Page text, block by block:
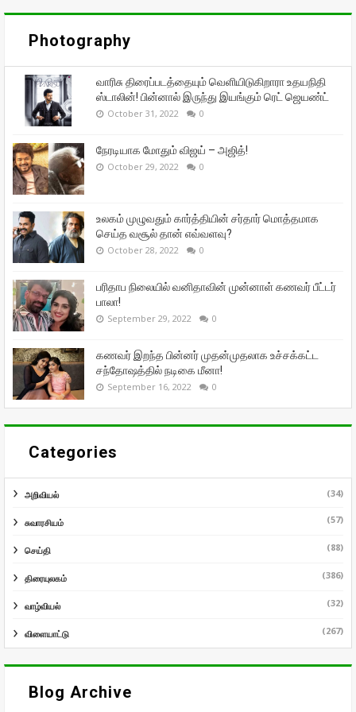
Photography
வாரிசு திரைப்படத்தையும் வெளியிடுகிறாரா உதயநிதி
ஸ்டாலின்! பின்னால் இருந்து இயங்கும் ரெட் ஜெயண்ட்
October 31, 2022 0
நேரடியாக மோதும் விஜய் – அஜித்!
October 29, 2022 0
உலகம் முழுவதும் கார்த்தியின் சர்தார் மொத்தமாக
செய்த வசூல் தான் எவ்வளவு?
October 28, 2022 0
பரிதாப நிலையில் வனிதாவின் முன்னாள் கணவர் பீட்டர்
பாலா!
September 29, 2022 0
கணவர் இறந்த பின்னர் முதன்முதலாக உச்சக்கட்ட
சந்தோஷத்தில் நடிகை மீனா!
September 16, 2022 0
Categories
அறிவியல் (34)
சுவாரசியம் (57)
செய்தி (88)
திரையுலகம் (386)
வாழ்வியல் (32)
விளையாட்டு (267)
Blog Archive